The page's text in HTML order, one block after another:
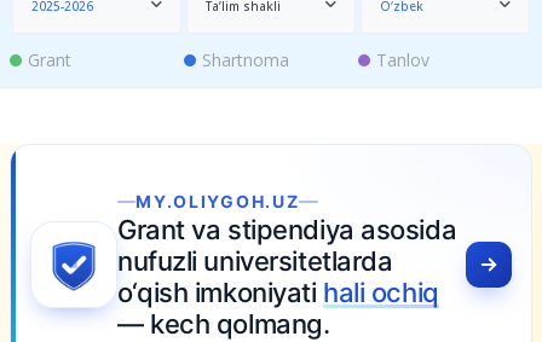
2025-2026 Ta’lim shakli O‘zbek
Grant Shartnoma Tanlov
MY.OLIYGOH.UZ
Grant va stipendiya asosida
nufuzli universitetlarda
o‘qish imkoniyati hali ochiq
— kech qolmang.